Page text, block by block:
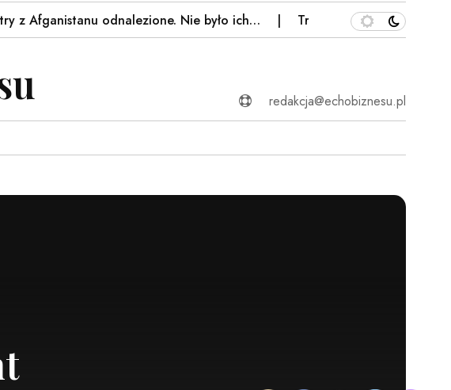
odnalezione. Nie było ich… Tragedia w Wielkopolsce.
redakcja@echobiznesu.pl